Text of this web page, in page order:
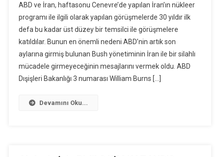
ABD ve İran, haftasonu Cenevre’de yapılan İran’ın nükleer
programı ile ilgili olarak yapılan görüşmelerde 30 yıldır ilk
defa bu kadar üst düzey bir temsilci ile görüşmelere
katıldılar. Bunun en önemli nedeni ABD’nin artık son
aylarına girmiş bulunan Bush yönetiminin İran ile bir silahlı
mücadele girmeyeceğinin mesajlarını vermek oldu. ABD
Dışişleri Bakanlığı 3 numarası William Burns […]
Devamını Oku...